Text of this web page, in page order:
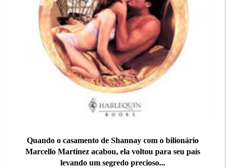
Quando o casamento de Shannay com o bilionário
Marcello Martinez acabou, ela voltou para seu país
levando um segredo precioso...